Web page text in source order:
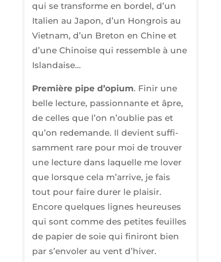
qui se trans­forme en bor­del, d’un
Ita­lien au Japon, d’un Hon­grois au
Viet­nam, d’un Bre­ton en Chine et
d’une Chi­noise qui res­semble à une
Islandaise…
Pre­mière pipe d’o­pium. Finir une
belle lec­ture, pas­sion­nante et âpre,
de celles que l’on n’ou­blie pas et
qu’on rede­mande. Il devient suf­fi­
sam­ment rare pour moi de trou­ver
une lec­ture dans laquelle me lover
que lorsque cela m’ar­rive, je fais
tout pour faire durer le plai­sir.
Encore quelques lignes heu­reuses
qui sont comme des petites feuilles
de papier de soie qui fini­ront bien
par s’en­vo­ler au vent d’hiver.